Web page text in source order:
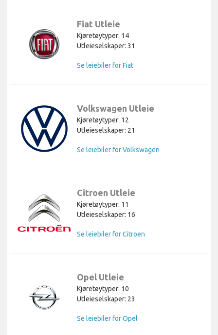
Fiat Utleie
Kjøretøytyper: 14
Utleieselskaper: 31
Se leiebiler for Fiat
Volkswagen Utleie
Kjøretøytyper: 12
Utleieselskaper: 21
Se leiebiler for Volkswagen
Citroen Utleie
Kjøretøytyper: 11
Utleieselskaper: 16
Se leiebiler for Citroen
Opel Utleie
Kjøretøytyper: 10
Utleieselskaper: 23
Se leiebiler for Opel